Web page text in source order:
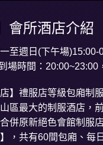
會所酒店介紹
至週日(下午場)15:00-
場時間：20:00~23:00
店】禮服店等級包廂制
區最大的制服酒店，
併原新絕色會館制服
，共有60間包廂、每